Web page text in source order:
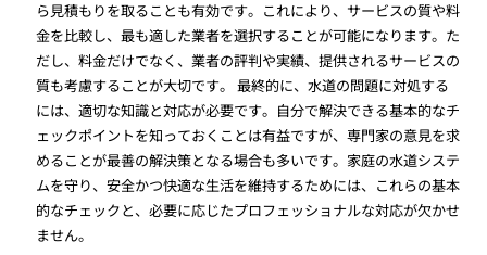
ら見積もりを取ることも有効です。これにより、サービスの質や料
金を比較し、最も適した業者を選択することが可能になります。た
だし、料金だけでなく、業者の評判や実績、提供されるサービスの
質も考慮することが大切です。 最終的に、水道の問題に対処する
には、適切な知識と対応が必要です。自分で解決できる基本的なチ
ェックポイントを知っておくことは有益ですが、専門家の意見を求
めることが最善の解決策となる場合も多いです。家庭の水道システ
ムを守り、安全かつ快適な生活を維持するためには、これらの基本
的なチェックと、必要に応じたプロフェッショナルな対応が欠かせ
ません。